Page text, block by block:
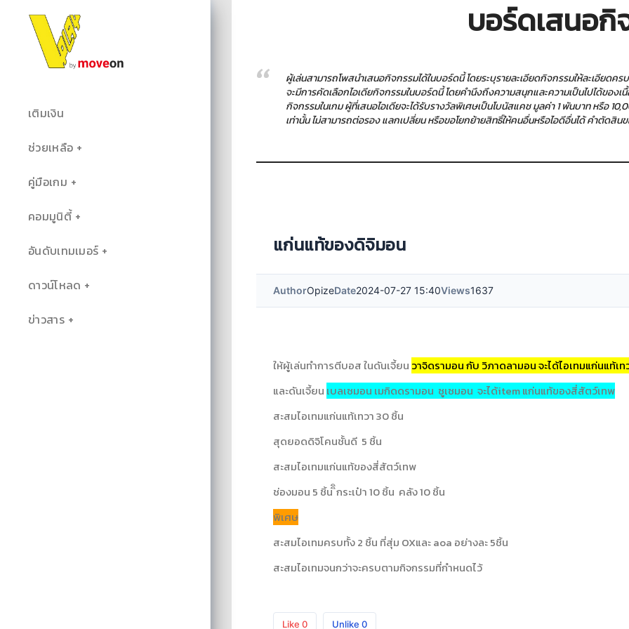
เติมเงิน
ช่วยเหลือ
คู่มือเกม
คอมมูนิตี้
อันดับเทมเมอร์
ดาวน์โหลด
ข่าวสาร
บอร์ดเสนอกิ
ผู้เล่นสามารถโพสนำเสนอกิจกรรมได้ในบอร์ดนี้ โดยระบุรายละเอียดกิจกรรมให้ละเอียด
จะมีการคัดเลือกไอเดียกิจกรรมในบอร์ดนี้ โดยคำนึงถึงความสนุกและความเป็นไปได้ของ
กิจกรรมในเกม ผู้ที่เสนอไอเดียจะได้รับรางวัลพิเศษเป็นโบนัสแคช มูลค่า 1 พันบาท หรือ
เท่านั้น ไม่สามารถต่อรอง แลกเปลี่ยน หรือขอโยกย้ายสิทธิ์ให้คนอื่นหรือไอดีอื่นได้ คำตัดสิ
แก่นแท้ของดิจิมอน
AuthorOpizeDate2024-07-27 15:40Views1637
ให้ผู้เล่นทำการตีบอส ในดันเจี้ยน วาจิดรามอน กับ วิภาดลามอน จะได้ไอเทมแก่นแท้เท
และดันเจี้ยน เบลเซมอน เมกิดดรามอน ซูเซมอน จะได้item แก่นแท้ของสี่สัตว์เทพ
สะสมไอเทมแก่นแท้เทวา 30 ชิ้น
สุดยอดดิจิโคนชั้นดี 5 ชิ้น
สะสมไอเทมแก่นแท้ของสี่สัตว์เทพ
ช่องมอน 5 ชิ้น ิิกระเป๋า 10 ชิ้น คลัง 10 ชิ้น
พิเศษ
สะสมไอเทมครบทั้ง 2 ชิ้น ที่สุ่ม OXและ aoa อย่างละ 5ชิ้น
สะสมไอเทมจนกว่าจะครบตามกิจกรรมที่กำหนดไว้
Like 0 Unlike 0